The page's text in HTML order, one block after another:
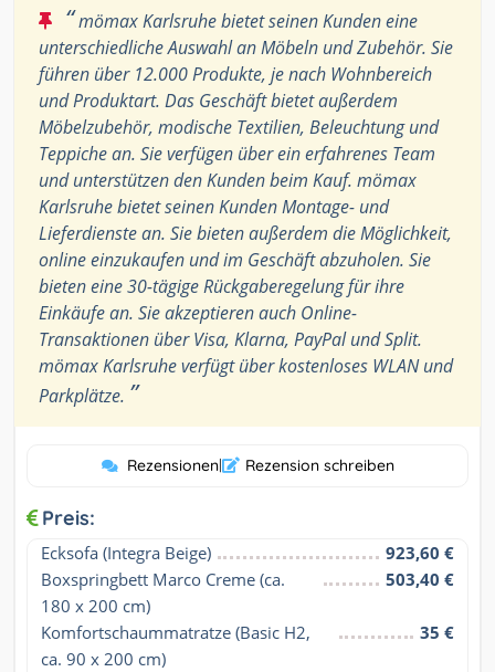
“mömax Karlsruhe bietet seinen Kunden eine
unterschiedliche Auswahl an Möbeln und Zubehör. Sie
führen über 12.000 Produkte, je nach Wohnbereich
und Produktart. Das Geschäft bietet außerdem
Möbelzubehör, modische Textilien, Beleuchtung und
Teppiche an. Sie verfügen über ein erfahrenes Team
und unterstützen den Kunden beim Kauf. mömax
Karlsruhe bietet seinen Kunden Montage- und
Lieferdienste an. Sie bieten außerdem die Möglichkeit,
online einzukaufen und im Geschäft abzuholen. Sie
bieten eine 30-tägige Rückgaberegelung für ihre
Einkäufe an. Sie akzeptieren auch Online-
Transaktionen über Visa, Klarna, PayPal und Split.
mömax Karlsruhe verfügt über kostenloses WLAN und
Parkplätze. ”
Rezensionen| Rezension schreiben
Preis:
Ecksofa (Integra Beige)
923,60 €
Boxspringbett Marco Creme (ca.
180 x 200 cm)
503,40 €
Komfortschaummatratze (Basic H2,
ca. 90 x 200 cm)
35 €